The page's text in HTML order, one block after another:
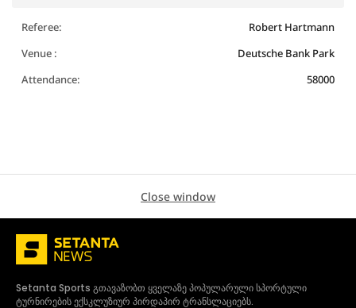
Referee:
Robert Hartmann
Venue :
Deutsche Bank Park
Attendance:
58000
Close window
Setanta Sports გთავაზობთ ყველაზე პოპულარული სპორტული
ტურნირების ექსკლუზიურ პირდაპირ ტრანსლაციებს.